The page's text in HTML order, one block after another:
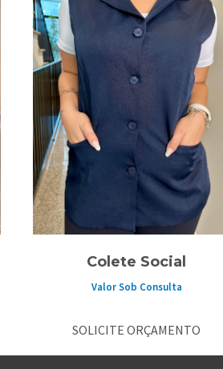
Colete Social
Valor Sob Consulta
SOLICITE ORÇAMENTO